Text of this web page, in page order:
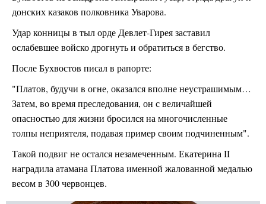
донских казаков полковника Уварова.
Удар конницы в тыл орде Девлет-Гирея заставил
ослабевшее войско дрогнуть и обратиться в бегство.
После Бухвостов писал в рапорте:
"Платов, будучи в огне, оказался вполне неустрашимым…
Затем, во время преследования, он с величайшей
опасностью для жизни бросился на многочисленные
толпы неприятеля, подавая пример своим подчиненным".
Такой подвиг не остался незамеченным. Екатерина II
наградила атамана Платова именной жалованной медалью
весом в 300 червонцев.